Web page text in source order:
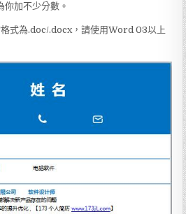
你加不少分數。
式為.doc/.docx，請使用Word 03以上